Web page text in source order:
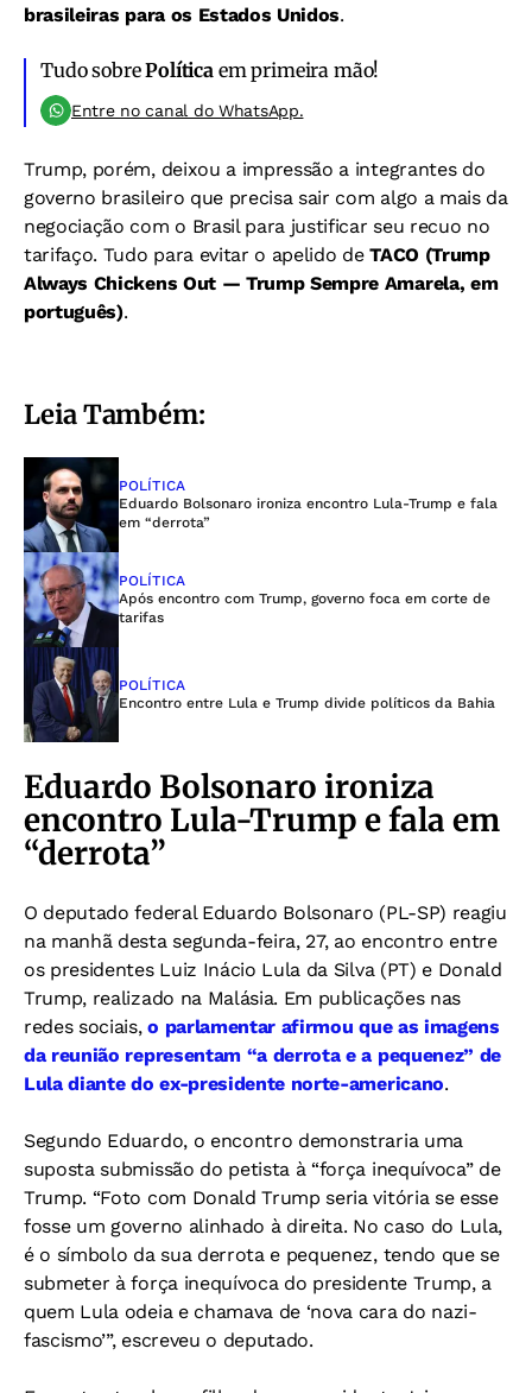
brasileiras para os Estados Unidos.
Tudo sobrePolítica em primeira mão!
Entre no canal do WhatsApp.
Trump, porém, deixou a impressão a integrantes do
governo brasileiro que precisa sair com algo a mais da
negociação com o Brasil para justificar seu recuo no
tarifaço. Tudo para evitar o apelido deTACO (Trump
Always Chickens Out — Trump Sempre Amarela, em
português).
Leia Também:
POLÍTICA
Eduardo Bolsonaro ironiza encontro Lula-Trump e fala
em “derrota”
POLÍTICA
Após encontro com Trump, governo foca em corte de
tarifas
POLÍTICA
Encontro entre Lula e Trump divide políticos da Bahia
Eduardo Bolsonaro ironiza
encontro Lula-Trump e fala em
“derrota”
O deputado federal Eduardo Bolsonaro (PL-SP) reagiu
na manhã desta segunda-feira, 27, ao encontro entre
os presidentes Luiz Inácio Lula da Silva (PT) e Donald
Trump, realizado na Malásia. Em publicações nas
redes sociais,o parlamentar afirmou que as imagens
da reunião representam “a derrota e a pequenez” de
Lula diante do ex-presidente norte-americano.
Segundo Eduardo, o encontro demonstraria uma
suposta submissão do petista à “força inequívoca” de
Trump. “Foto com Donald Trump seria vitória se esse
fosse um governo alinhado à direita. No caso do Lula,
é o símbolo da sua derrota e pequenez, tendo que se
submeter à força inequívoca do presidente Trump, a
quem Lula odeia e chamava de ‘nova cara do nazi-
fascismo’”, escreveu o deputado.